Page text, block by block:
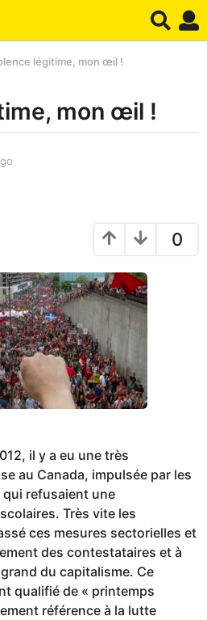
légitime, mon œil !
mon œil !
0
il y a eu une très
au Canada, impulsée par les
refusaient une
Très vite les
ces mesures sectorielles et
des contestataires et à
du capitalisme. Ce
qualifié de « printemps
référence à la lutte